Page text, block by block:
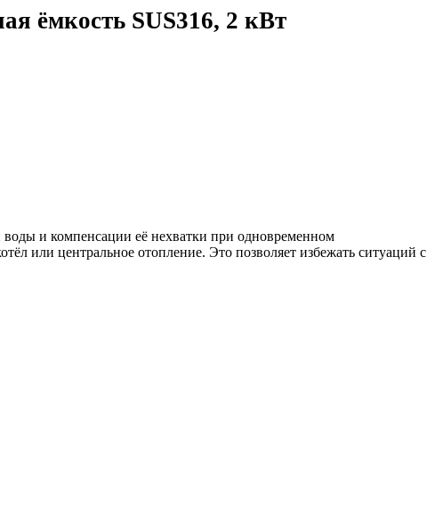
ёмкость SUS316, 2 кВт
воды и компенсации её нехватки при одновременном
или центральное отопление. Это позволяет избежать ситуаций с